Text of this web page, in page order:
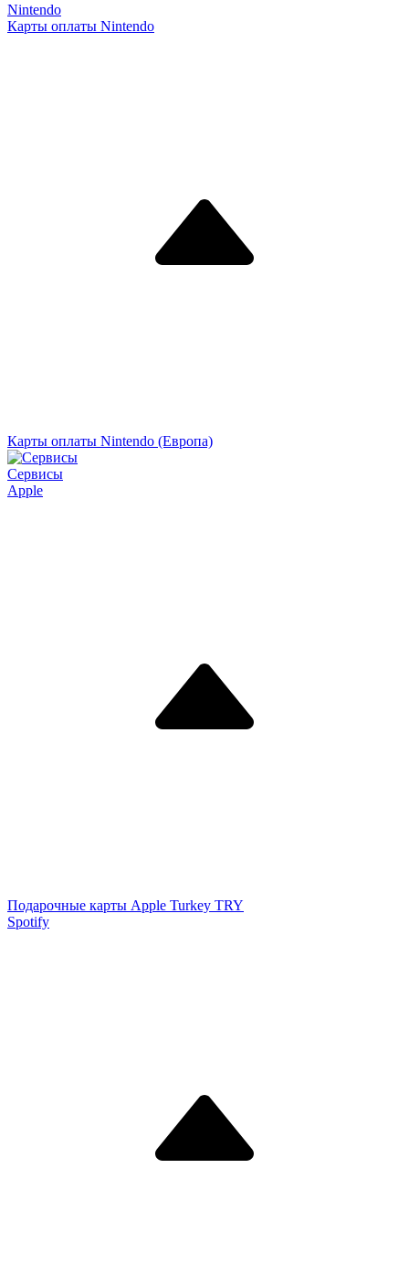
Nintendo
Карты оплаты Nintendo
Карты оплаты Nintendo (Европа)
Сервисы
Apple
Подарочные карты Apple Turkey TRY
Spotify